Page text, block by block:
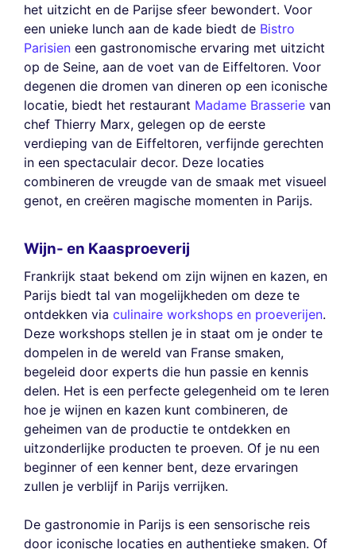
het uitzicht en de Parijse sfeer bewondert. Voor
een unieke lunch aan de kade biedt de Bistro
Parisien een gastronomische ervaring met uitzicht
op de Seine, aan de voet van de Eiffeltoren. Voor
degenen die dromen van dineren op een iconische
locatie, biedt het restaurant Madame Brasserie van
chef Thierry Marx, gelegen op de eerste
verdieping van de Eiffeltoren, verfijnde gerechten
in een spectaculair decor. Deze locaties
combineren de vreugde van de smaak met visueel
genot, en creëren magische momenten in Parijs.
Wijn- en Kaasproeverij
Frankrijk staat bekend om zijn wijnen en kazen, en
Parijs biedt tal van mogelijkheden om deze te
ontdekken via culinaire workshops en proeverijen.
Deze workshops stellen je in staat om je onder te
dompelen in de wereld van Franse smaken,
begeleid door experts die hun passie en kennis
delen. Het is een perfecte gelegenheid om te leren
hoe je wijnen en kazen kunt combineren, de
geheimen van de productie te ontdekken en
uitzonderlijke producten te proeven. Of je nu een
beginner of een kenner bent, deze ervaringen
zullen je verblijf in Parijs verrijken.
De gastronomie in Parijs is een sensorische reis
door iconische locaties en authentieke smaken. Of